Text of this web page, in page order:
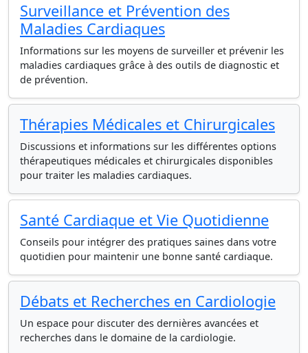
Surveillance et Prévention des
Maladies Cardiaques
Informations sur les moyens de surveiller et prévenir les
maladies cardiaques grâce à des outils de diagnostic et
de prévention.
Thérapies Médicales et Chirurgicales
Discussions et informations sur les différentes options
thérapeutiques médicales et chirurgicales disponibles
pour traiter les maladies cardiaques.
Santé Cardiaque et Vie Quotidienne
Conseils pour intégrer des pratiques saines dans votre
quotidien pour maintenir une bonne santé cardiaque.
Débats et Recherches en Cardiologie
Un espace pour discuter des dernières avancées et
recherches dans le domaine de la cardiologie.